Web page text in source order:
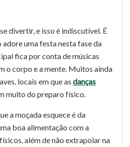
divertir, e isso é indiscutível. É
uma festa nesta fase da
fica por conta de músicas
o corpo e a mente. Muitos ainda
locais em que as danças
muito do preparo físico.
a moçada esquece é da
boa alimentação com a
além de não extrapolar na